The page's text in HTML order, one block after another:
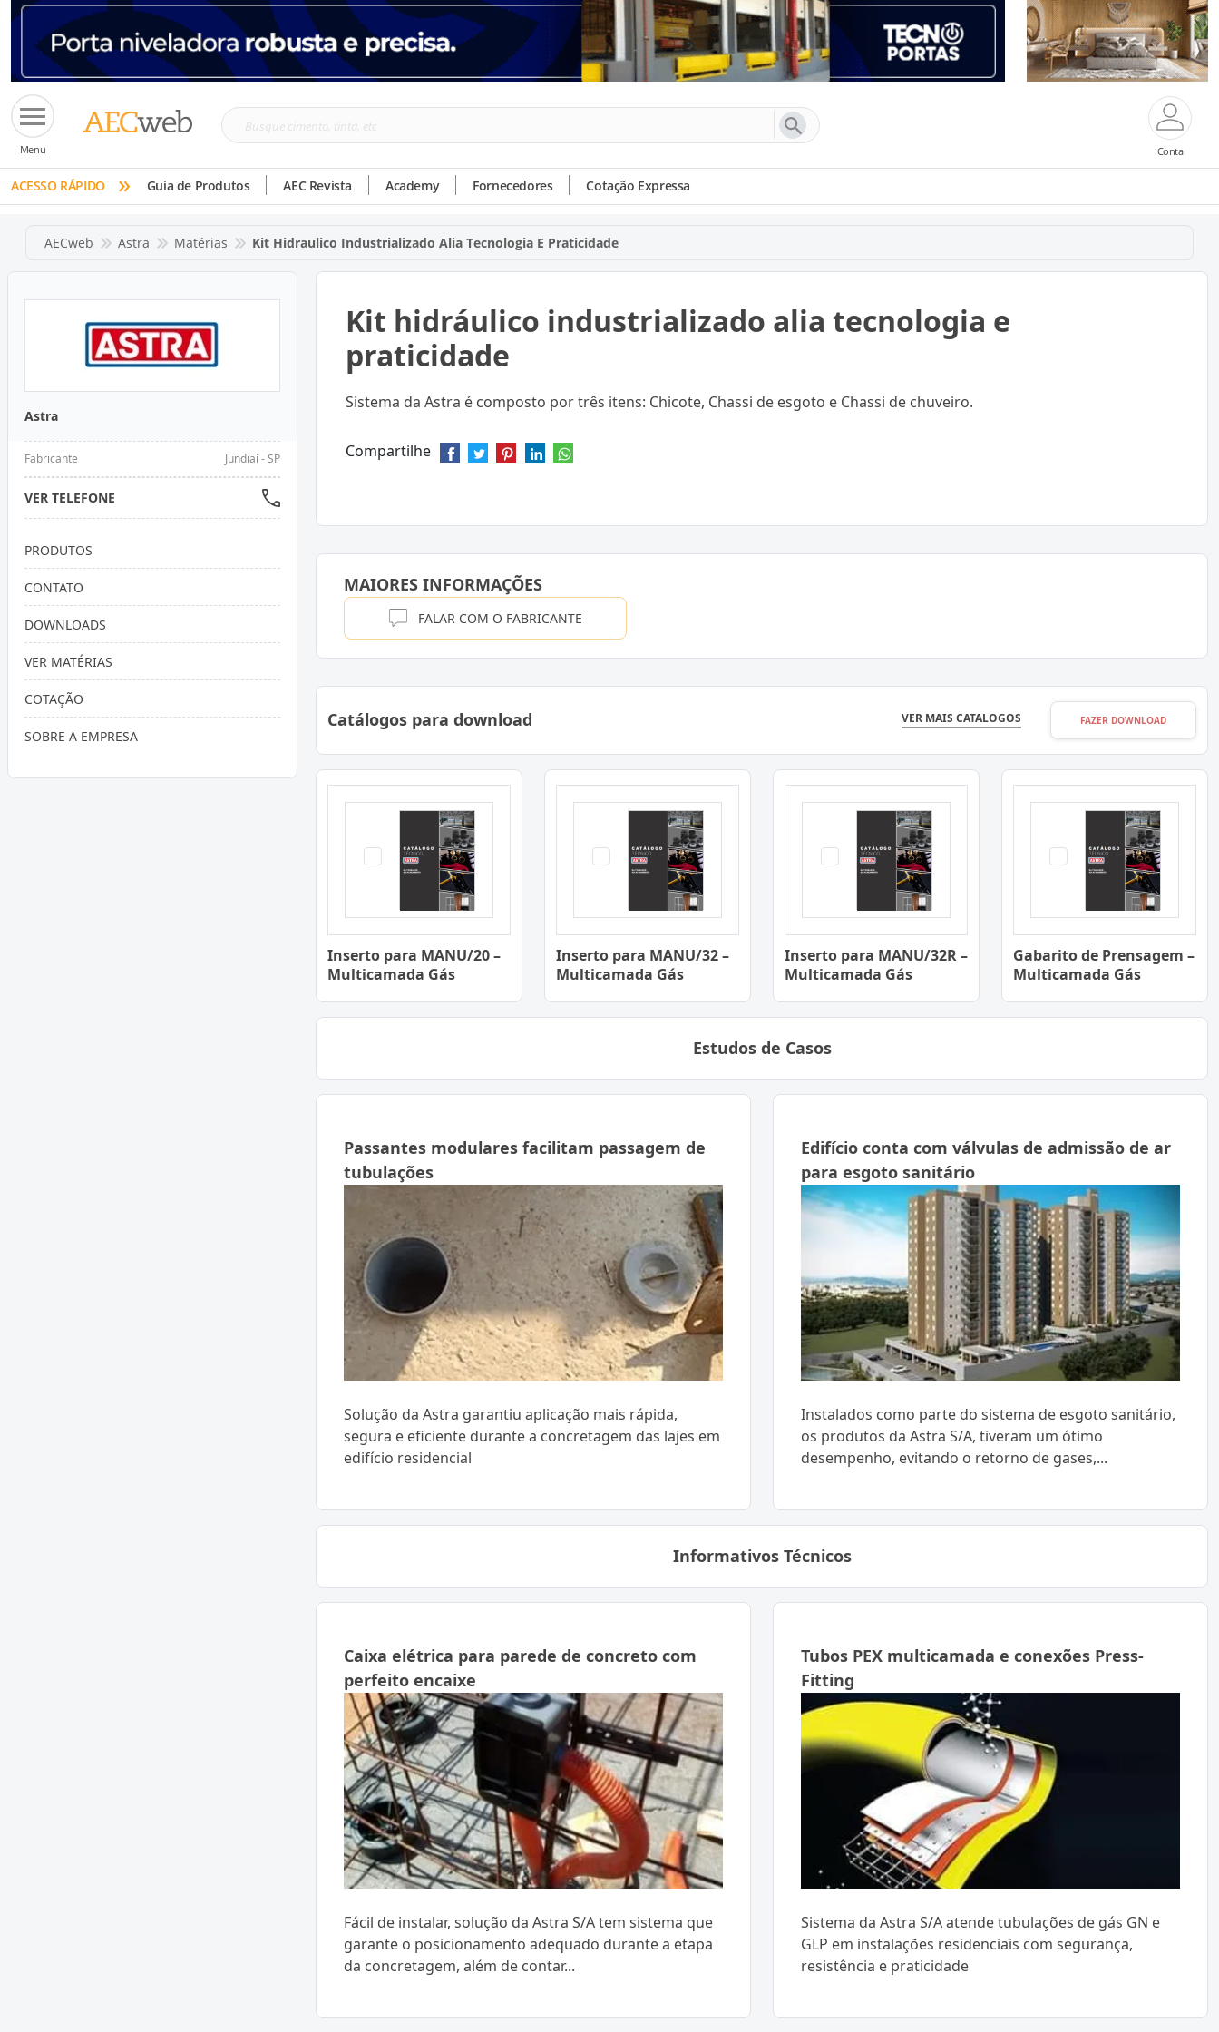
Menu
Busque
tinta,
etc
Conta
ACESSO RÁPIDO » Guia de Produtos AEC Revista Academy Fornecedores Cotação Expressa
AECweb Astra Matérias Kit Hidraulico Industrializado Alia Tecnologia E Praticidade
Astra
Fabricante Jundiaí - SP
VER TELEFONE
PRODUTOS
CONTATO
DOWNLOADS
VER MATÉRIAS
COTAÇÃO
SOBRE A EMPRESA
Kit hidráulico industrializado alia tecnologia e
praticidade
Sistema da Astra é composto por três itens: Chicote, Chassi de esgoto e Chassi de chuveiro.
Compartilhe
MAIORES INFORMAÇÕES
FALAR COM O FABRICANTE
Catálogos para download VER MAIS CATALOGOS FAZER DOWNLOAD
Inserto para MANU/20 –
Multicamada Gás
Inserto para MANU/32 –
Multicamada Gás
Inserto para MANU/32R –
Multicamada Gás
Gabarito de Prensagem –
Multicamada Gás
Estudos de Casos
Passantes modulares facilitam passagem de
tubulações
Solução da Astra garantiu aplicação mais rápida,
segura e eficiente durante a concretagem das lajes em
edifício residencial
Edifício conta com válvulas de admissão de ar
para esgoto sanitário
Instalados como parte do sistema de esgoto sanitário,
os produtos da Astra S/A, tiveram um ótimo
desempenho, evitando o retorno de gases,...
Informativos Técnicos
Caixa elétrica para parede de concreto com
perfeito encaixe
Fácil de instalar, solução da Astra S/A tem sistema que
garante o posicionamento adequado durante a etapa
da concretagem, além de contar...
Tubos PEX multicamada e conexões Press-
Fitting
Sistema da Astra S/A atende tubulações de gás GN e
GLP em instalações residenciais com segurança,
resistência e praticidade